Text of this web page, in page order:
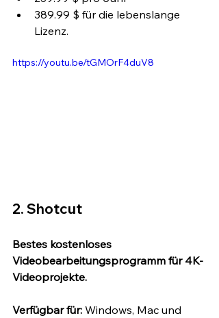
389.99 $ für die lebenslange
Lizenz.
https://youtu.be/tGMOrF4duV8
2. Shotcut
Bestes kostenloses
Videobearbeitungsprogramm für 4K-
Videoprojekte.
Verfügbar für: Windows, Mac und